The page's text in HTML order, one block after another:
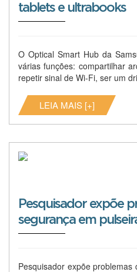
tablets e ultrabooks
O Optical Smart Hub da
várias funções: compartilhar
repetir sinal de Wi-Fi, ser um
LEIA MAIS [+]
Pesquisador expõe
segurança em
Pesquisador expõe